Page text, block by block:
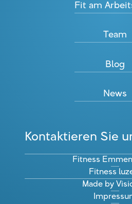
Fit am
Team
Blog
News
Kontaktieren Sie
Fitness
Fitness
Made by